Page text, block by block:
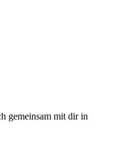
gemeinsam mit dir in